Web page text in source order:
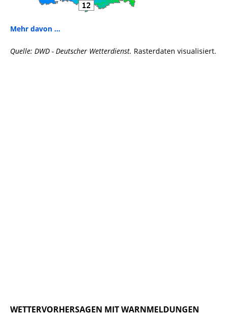
Mehr davon ...
Quelle: DWD - Deutscher Wetterdienst. Rasterdaten visualisiert.
WETTERVORHERSAGEN MIT WARNMELDUNGEN